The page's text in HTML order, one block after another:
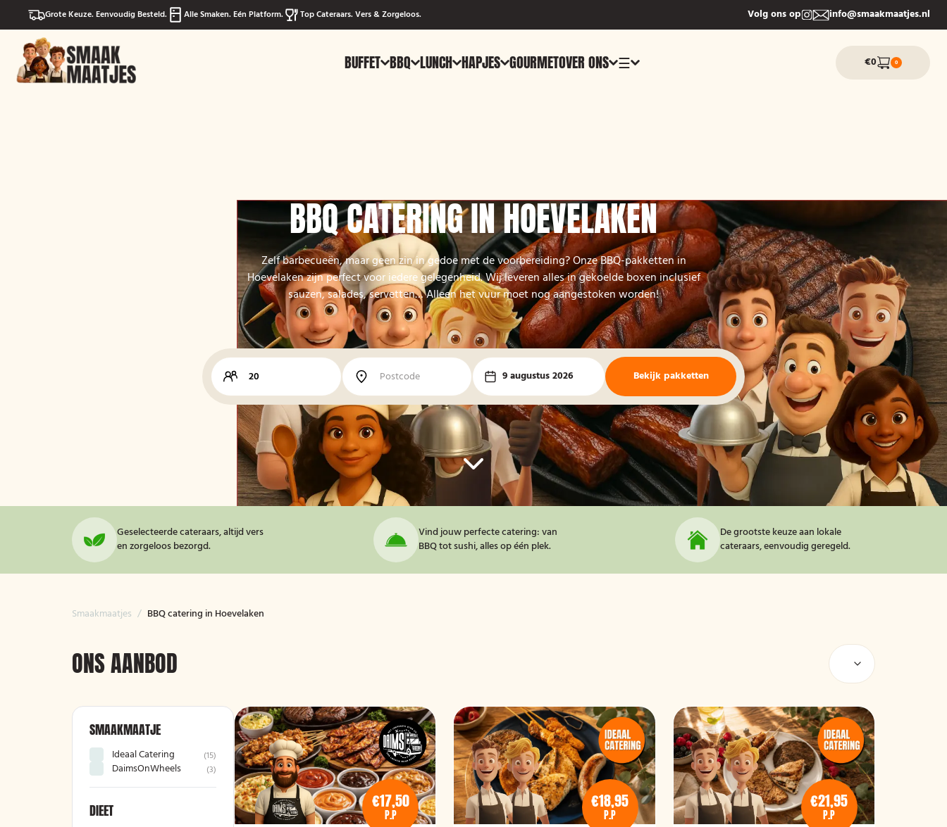
Grote Keuze. Eenvoudig Besteld. Alle Smaken. Eén Platform. Top Cateraars. Vers & Zorgeloos. Volg ons op info@smaakmaatjes.nl
BUFFET BBQ LUNCH HAPJES GOURMETOVER ONS ☰ €0 0
BBQ CATERING IN HOEVELAKEN
Zelf barbecueën, maar geen zin in gedoe met de voorbereiding? Onze BBQ-pakketten in
Hoevelaken zijn perfect voor iedere gelegenheid. Wij leveren alles in gekoelde boxen inclusief
sauzen, salades, servetten… Alleen het vuur moet nog aangestoken worden!
9 augustus 2026 Bekijk pakketten
Geselecteerde cateraars, altijd vers
en zorgeloos bezorgd.
Vind jouw perfecte catering: van
BBQ tot sushi, alles op één plek.
De grootste keuze aan lokale
cateraars, eenvoudig geregeld.
Smaakmaatjes / BBQ catering in Hoevelaken
ONS AANBOD
SMAAKMAATJE
Ideaal Catering (15)
DaimsOnWheels (3)
DIEET €17,50
P.P
€18,95
P.P
€21,95
P.P